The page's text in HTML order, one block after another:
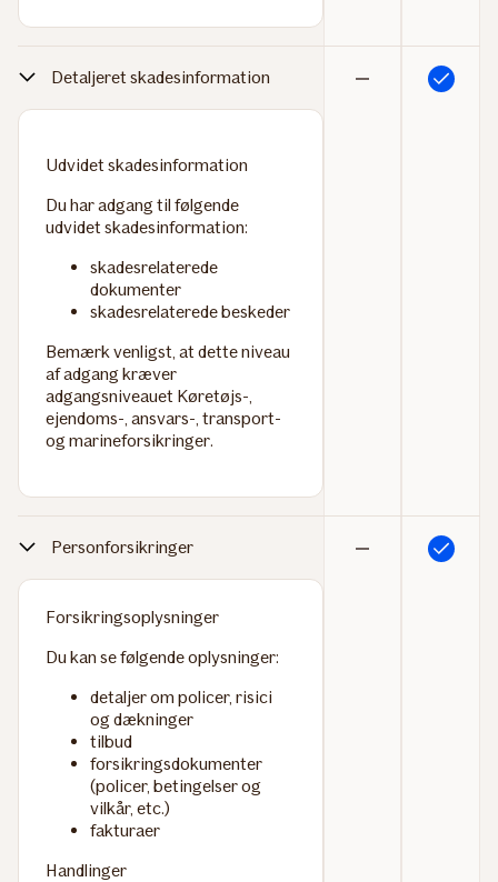
Detaljeret skadesinformation
Udvidet skadesinformation
Du har adgang til følgende
udvidet skadesinformation:
skadesrelaterede
dokumenter
skadesrelaterede beskeder
Bemærk venligst, at dette niveau
af adgang kræver
adgangsniveauet Køretøjs-,
ejendoms-, ansvars-, transport-
og marineforsikringer.
Inkluderet
Personforsikringer
Forsikringsoplysninger
Du kan se følgende oplysninger:
detaljer om policer, risici
og dækninger
tilbud
forsikringsdokumenter
(policer, betingelser og
vilkår, etc.)
fakturaer
Handlinger
Inkluderet